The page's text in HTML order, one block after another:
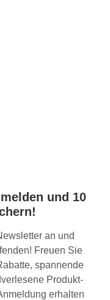
und 10
an und
Freuen Sie
spannende
Produkt-
erhalten